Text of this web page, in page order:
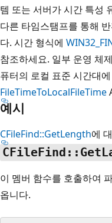
템 또는 서버가 시간 특성
다른 타임스탬프를 통해
다. 시간 형식에
참조하세요. 일부 운영 체
퓨터의 로컬 표준 시간대
FileTimeToLocalFileTime
예시
CFileFind::GetLength에
이 멤버 함수를 호출하여
옵니다.